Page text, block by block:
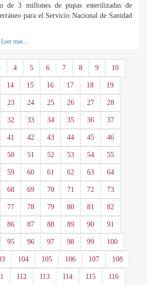
de 3 millones de pupas esterilizadas de
para el Servicio Nacional de Sanidad
Leer mas...
4 5 6 7 8 9 10
14 15 16 17 18 19
23 24 25 26 27 28
32 33 34 35 36 37
41 42 43 44 45 46
50 51 52 53 54 55
59 60 61 62 63 64
68 69 70 71 72 73
77 78 79 80 81 82
86 87 88 89 90 91
95 96 97 98 99 100
104 105 106 107 108
112 113 114 115 116